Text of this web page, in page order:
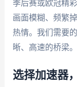
季后赛或欧冠精
画面模糊、频繁
热情。我们需要
晰、高速的桥梁。
选择加速器